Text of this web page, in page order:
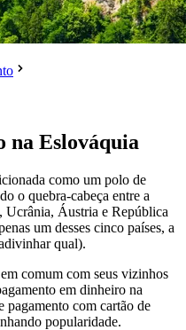
na Eslováquia
como um polo de
o quebra-cabeça entre a
Ucrânia, Áustria e República
um desses cinco países, a
qual).
comum com seus vizinhos
em dinheiro na
pagamento com cartão de
popularidade.